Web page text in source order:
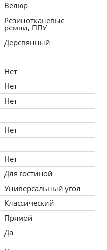
ремни имеют
с верхним слоем из
термовойлока наполнение
мягким, что бы сделать
надежным и упругим для
выдержит значительные
Велюр
Резинотканевые
ремни, ППУ
Деревянный
Нет
Нет
Нет
Нет
Нет
Для гостиной
Универсальный угол
Классический
Прямой
Да